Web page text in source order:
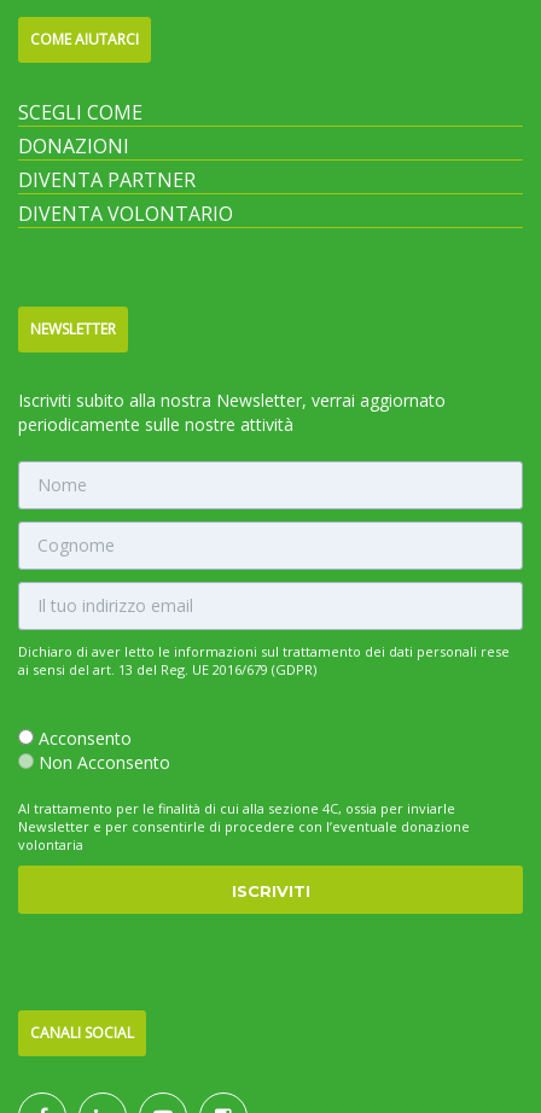
COME AIUTARCI
SCEGLI COME
DONAZIONI
DIVENTA PARTNER
DIVENTA VOLONTARIO
NEWSLETTER
Iscriviti subito alla nostra Newsletter, verrai aggiornato
periodicamente sulle nostre attività
Dichiaro di aver letto le informazioni sul trattamento dei dati personali rese
ai sensi del art. 13 del Reg. UE 2016/679 (GDPR)
Acconsento
Non Acconsento
Al trattamento per le finalità di cui alla sezione 4C, ossia per inviarle
Newsletter e per consentirle di procedere con l’eventuale donazione
volontaria
CANALI SOCIAL